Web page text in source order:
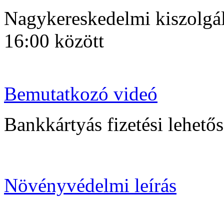
Nagykereskedelmi
16:00 között
Bemutatkozó videó
Bankkártyás fizetési
Növényvédelmi leírás